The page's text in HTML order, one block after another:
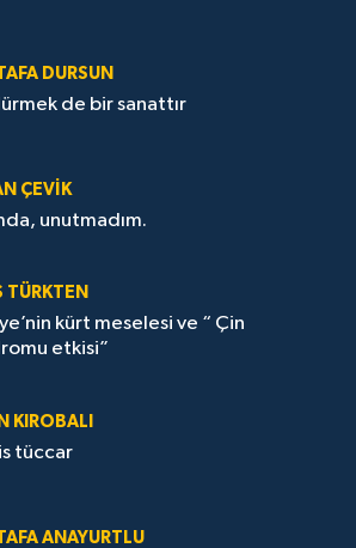
DURSUN
de bir sanattır
ÇEVİK
unutmadım.
TÜRKTEN
kürt meselesi ve “ Çin
etkisi”
KIROBALI
tüccar
ANAYURTLU